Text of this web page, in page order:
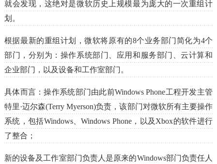
就会发现，这绝对是微软历史上规模最为庞大的一次重组计
划。
根据最新的重组计划，微软将原有的8个业务部门简化为4个
部门，分别为：操作系统部门、应用和服务部门、云计算和
企业部门，以及设备和工作室部门。
具体而言：操作系统部门由此前Windows Phone工程开发主管
特里·迈尔森(Terry Myerson)负责，该部门对微软所有主要操作
系统，包括Windows、Windows Phone，以及Xbox的软件进行
了整合；
新的设备及工作室部门负责人是原来的Windows部门负责任人